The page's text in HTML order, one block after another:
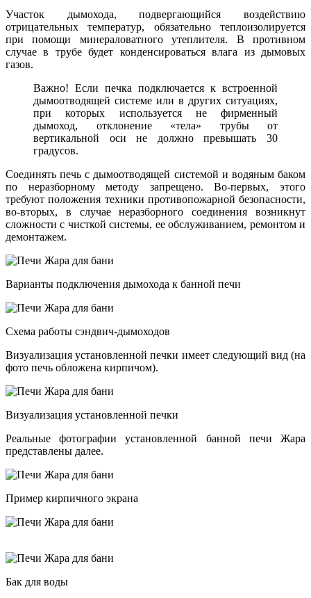
Участок дымохода, подвергающийся воздействию
отрицательных температур, обязательно теплоизолируется
при помощи минераловатного утеплителя. В противном
случае в трубе будет конденсироваться влага из дымовых
газов.
Важно! Если печка подключается к встроенной
дымоотводящей системе или в других ситуациях,
при которых используется не фирменный
дымоход, отклонение «тела» трубы от
вертикальной оси не должно превышать 30
градусов.
Соединять печь с дымоотводящей системой и водяным баком
по неразборному методу запрещено. Во-первых, этого
требуют положения техники противопожарной безопасности,
во-вторых, в случае неразборного соединения возникнут
сложности с чисткой системы, ее обслуживанием, ремонтом и
демонтажем.
Варианты подключения дымохода к банной печи
Схема работы сэндвич-дымоходов
Визуализация установленной печки имеет следующий вид (на
фото печь обложена кирпичом).
Визуализация установленной печки
Реальные фотографии установленной банной печи Жара
представлены далее.
Пример кирпичного экрана
Бак для воды